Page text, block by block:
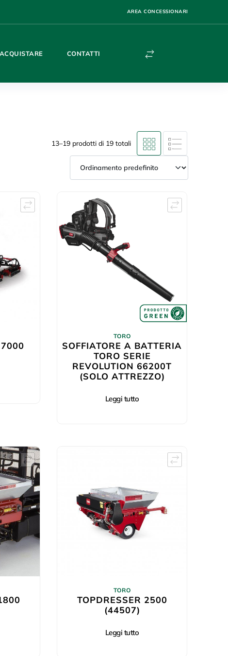
AREA CONCESSIONARI
CONTATTI
13–19 prodotti di 19 totali
TORO
SOFFIATORE A BATTERIA
TORO SERIE
REVOLUTION 66200T
(SOLO ATTREZZO)
Leggi tutto
TORO
TOPDRESSER 2500
(44507)
Leggi tutto